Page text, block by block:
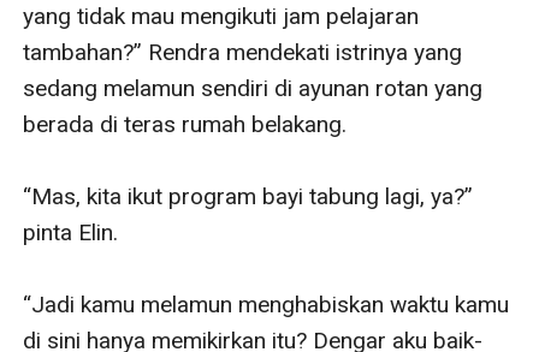
yang tidak mau mengikuti jam pelajaran
tambahan?” Rendra mendekati istrinya yang
sedang melamun sendiri di ayunan rotan yang
berada di teras rumah belakang.
“Mas, kita ikut program bayi tabung lagi, ya?”
pinta Elin.
“Jadi kamu melamun menghabiskan waktu kamu
di sini hanya memikirkan itu? Dengar aku baik-